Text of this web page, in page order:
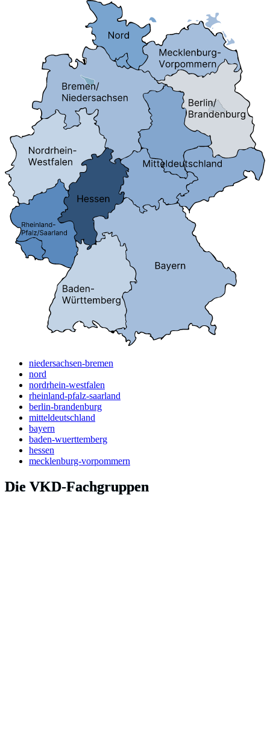
niedersachsen-bremen
nord
nordrhein-westfalen
rheinland-pfalz-saarland
berlin-brandenburg
mitteldeutschland
bayern
baden-wuerttemberg
hessen
mecklenburg-vorpommern
Die VKD-Fachgruppen